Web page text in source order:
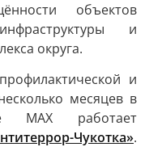
объектов
и
округа.
и
месяцев в
работает
Чукотка».